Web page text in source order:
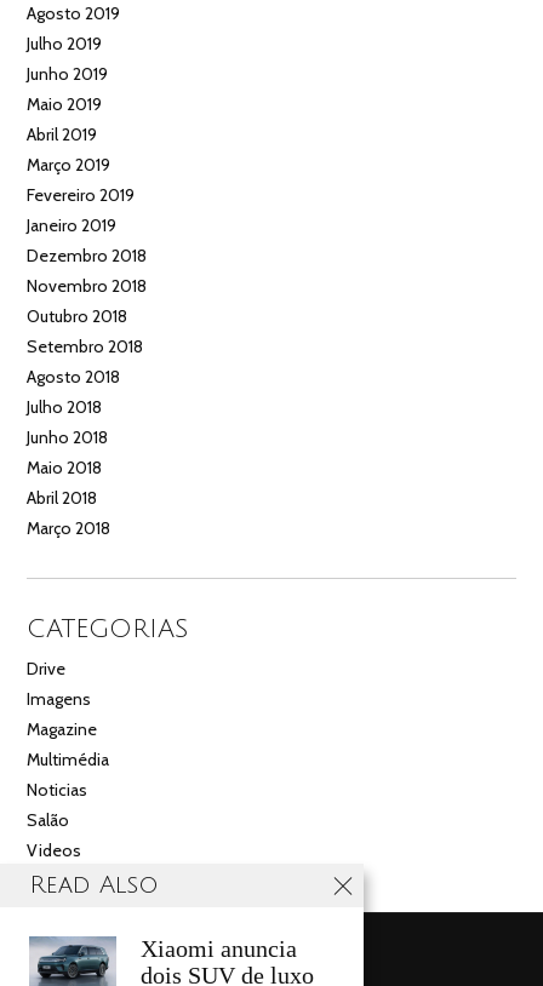
Agosto 2019
Julho 2019
Junho 2019
Maio 2019
Abril 2019
Março 2019
Fevereiro 2019
Janeiro 2019
Dezembro 2018
Novembro 2018
Outubro 2018
Setembro 2018
Agosto 2018
Julho 2018
Junho 2018
Maio 2018
Abril 2018
Março 2018
CATEGORIAS
Drive
Imagens
Magazine
Multimédia
Noticias
Salão
Videos
Read Also
Xiaomi anuncia
dois SUV de luxo